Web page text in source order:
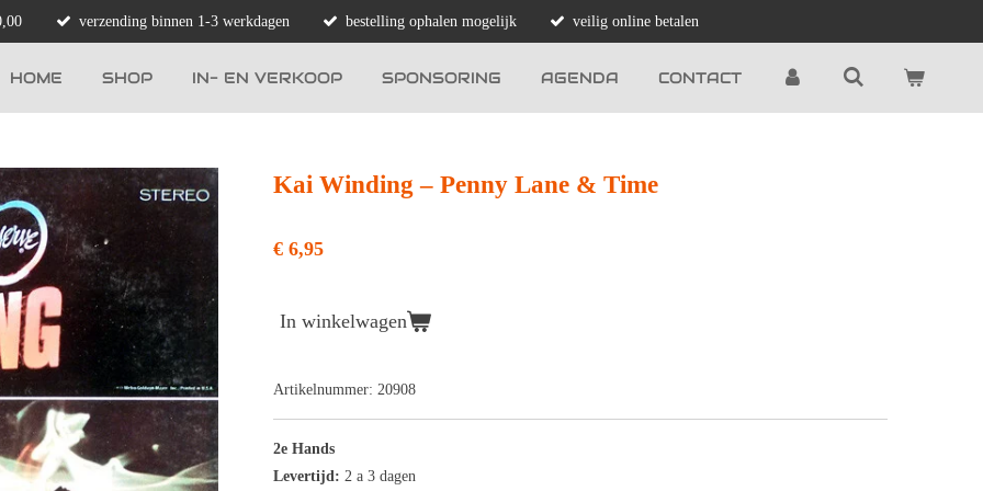
verzending binnen 1-3 werkdagen bestelling ophalen mogelijk veilig online betalen
HOME SHOP IN- EN VERKOOP SPONSORING AGENDA CONTACT
Kai Winding ‎– Penny Lane & Time
€ 6,95
In winkelwagen
Artikelnummer: 20908
2e Hands
Levertijd: 2 a 3 dagen